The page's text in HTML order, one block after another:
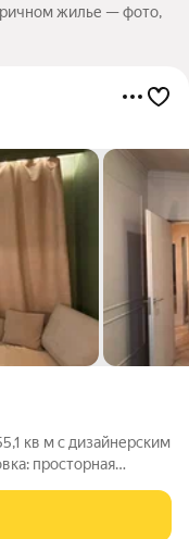
жилье — фото,
кв м с дизайнерским
просторная
кухня с выходом на